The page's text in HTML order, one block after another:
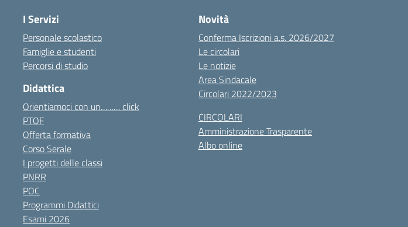
I Servizi
Personale scolastico
Famiglie e studenti
Percorsi di studio
Didattica
Orientiamoci con un……… click
PTOF
Offerta formativa
Corso Serale
I progetti delle classi
PNRR
POC
Programmi Didattici
Esami 2026
Novità
Conferma Iscrizioni a.s. 2026/2027
Le circolari
Le notizie
Area Sindacale
Circolari 2022/2023
CIRCOLARI
Amministrazione Trasparente
Albo online